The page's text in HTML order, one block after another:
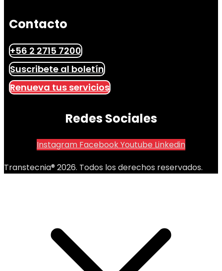
Contacto
+56 2 2715 7200
Suscribete al boletín
Renueva tus servicios
Redes Sociales
Instagram FacebookYoutube Linkedin
Transtecnia® 2026. Todos los derechos reservados.